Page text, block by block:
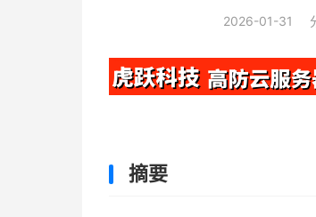
2026-01-31
摘要